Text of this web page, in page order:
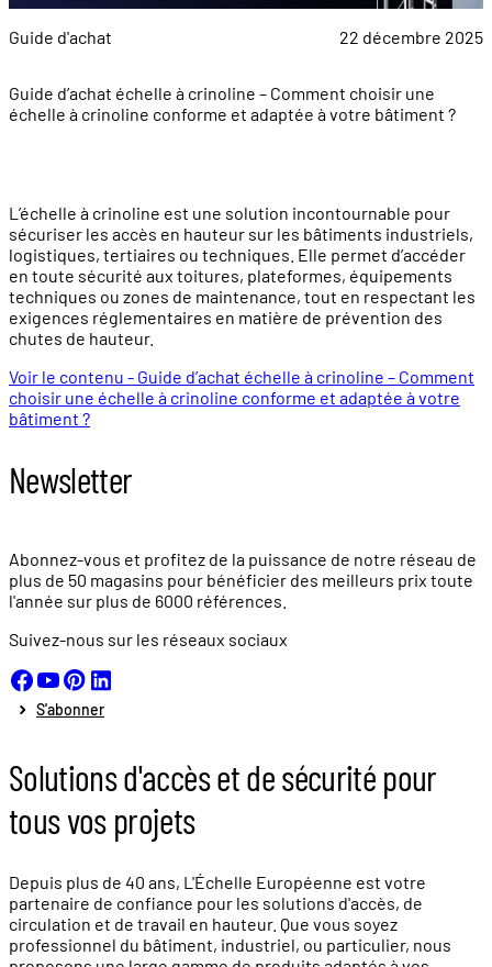
Guide d'achat 22 décembre 2025
Guide d’achat échelle à crinoline – Comment choisir une
échelle à crinoline conforme et adaptée à votre bâtiment ?
L’échelle à crinoline est une solution incontournable pour
sécuriser les accès en hauteur sur les bâtiments industriels,
logistiques, tertiaires ou techniques. Elle permet d’accéder
en toute sécurité aux toitures, plateformes, équipements
techniques ou zones de maintenance, tout en respectant les
exigences réglementaires en matière de prévention des
chutes de hauteur.
Voir le contenu - Guide d’achat échelle à crinoline – Comment
choisir une échelle à crinoline conforme et adaptée à votre
bâtiment ?
Newsletter
Abonnez-vous et profitez de la puissance de notre réseau de
plus de 50 magasins pour bénéficier des meilleurs prix toute
l'année sur plus de 6000 références.
Suivez-nous sur les réseaux sociaux
S'abonner
Solutions d'accès et de sécurité pour
tous vos projets
Depuis plus de 40 ans, L'Échelle Européenne est votre
partenaire de confiance pour les solutions d'accès, de
circulation et de travail en hauteur. Que vous soyez
professionnel du bâtiment, industriel, ou particulier, nous